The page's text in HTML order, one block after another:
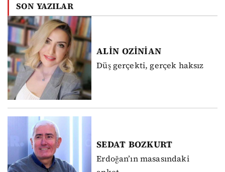
SON YAZILAR
ALİN OZİNİAN
Düş gerçekti, gerçek haksız
SEDAT BOZKURT
Erdoğan’ın masasındaki